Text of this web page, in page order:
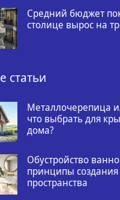
Средний бюджет
столице вырос на
статьи
Металлочерепица
что выбрать для
дома?
Обустройство
принципы
пространства